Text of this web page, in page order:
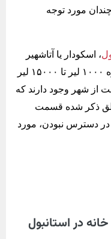
مورد توجه
، اسکودار یا آتاشهیر
دارای خانه هایی با اجاره ماهانه در بازه ۱۰۰۰ لیر تا ۱۵۰۰۰ لیر
از شهر وجود دارند که
ذکر شده قسمت
و در دسترس نبودن، مورد
در استانبول